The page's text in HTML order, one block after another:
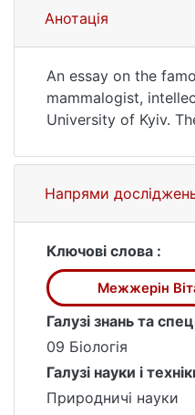
(дата звернення:
Анотація
An essay on the
mammalogist,
University of Kyiv.
development of the
balance of the
ideas about the
integrity of
many original ideas
ecology and
monitoring studies of
populations. He
goal was to form a
understanding the
Напрями
Ключові слова :
Межжерін
Галузі знань та
09 Біологія
Галузі науки і
Природничі науки